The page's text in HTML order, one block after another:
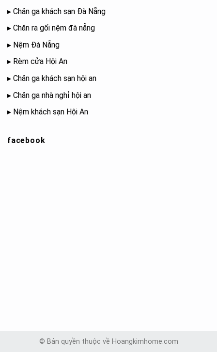
▸ Chăn ga khách sạn Đà Nẵng
▸ Chăn ra gối nệm đà nẵng
▸ Nệm Đà Nẵng
▸ Rèm cửa Hội An
▸ Chăn ga khách sạn hội an
▸ Chăn ga nhà nghỉ hội an
▸ Nệm khách sạn Hội An
facebook
© Bản quyền thuộc về Hoangkimhome.com